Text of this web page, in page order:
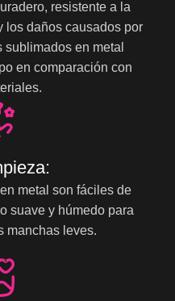
resistente a la
los daños causados por
sublimados en metal
en comparación con
metal son fáciles de
suave y húmedo para
manchas leves.